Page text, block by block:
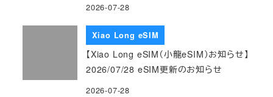
2026-07-28
Xiao Long eSIM
【Xiao Long eSIM（小龍eSIM）お知らせ】
2026/07/28 eSIM更新のお知らせ
2026-07-28